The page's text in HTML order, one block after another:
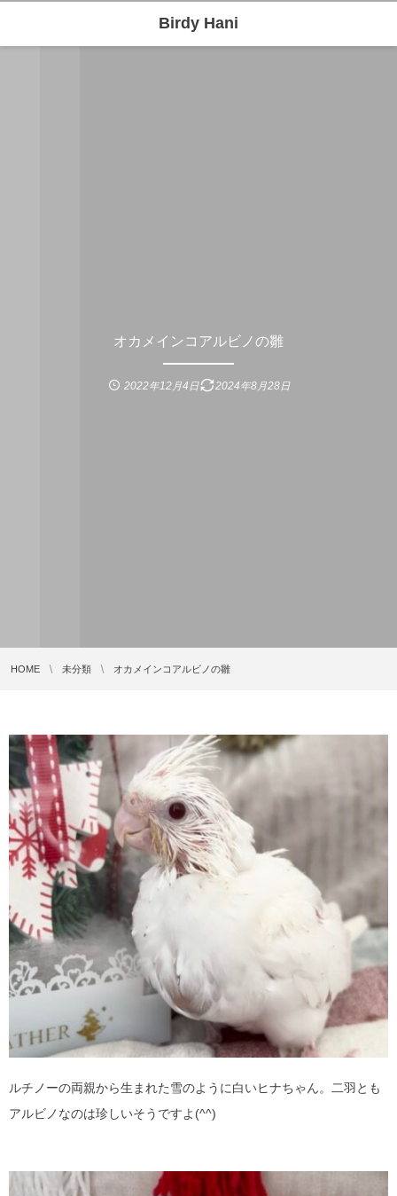
Birdy Hani
オカメインコアルビノの雛
2022年12月4日 2024年8月28日
HOME 未分類 オカメインコアルビノの雛
ルチノーの両親から生まれた雪のように白いヒナちゃん。二羽とも
アルビノなのは珍しいそうですよ(^^)